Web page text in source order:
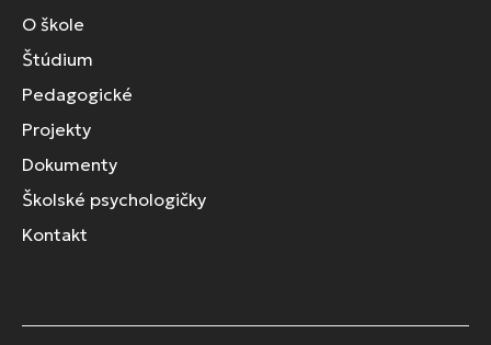
O škole
Štúdium
Pedagogické
Projekty
Dokumenty
Školské psychologičky
Kontakt